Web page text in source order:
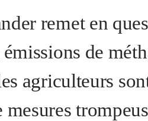
remet en
de
agriculteurs
mesures